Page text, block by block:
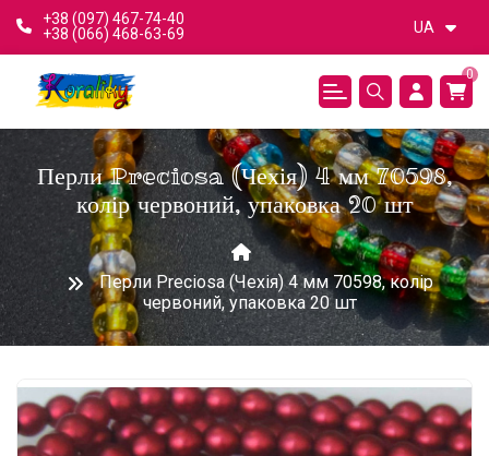
+38 (097) 467-74-40
+38 (066) 468-63-69
UA
0
Перли Preciosa (Чехія) 4 мм 70598,
колір червоний, упаковка 20 шт
Перли Preciosa (Чехія) 4 мм 70598, колір
червоний, упаковка 20 шт